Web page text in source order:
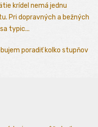
krídel nemá jednu
Pri dopravných a bežných
typic...
poradiť kolko stupňov